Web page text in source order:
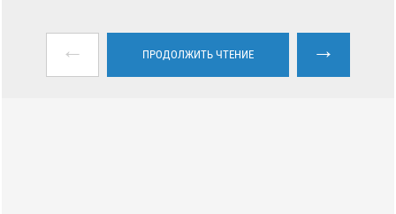
← ПРОДОЛЖИТЬ ЧТЕНИЕ →